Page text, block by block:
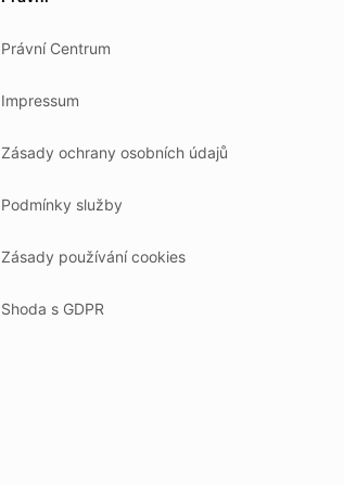
Právní Centrum
Impressum
Zásady ochrany osobních údajů
Podmínky služby
Zásady používání cookies
Shoda s GDPR